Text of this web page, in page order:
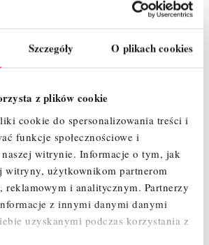
Szczegóły O plikach cookies
z plików cookie
cookie do spersonalizowania treści i
funkcje społecznościowe i
witrynie. Informacje o tym, jak
witryny, użytkownikom partnerom
reklamowym i analitycznym. Partnerzy
z innymi danymi danymi
uzyskanymi podczas korzystania z
Europejskie
certyfikaty
14 dni na
zwrot
Gwarancja
producenta
pierwszy, napisz opinię!